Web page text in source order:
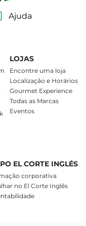
Ajuda
LOJAS
Encontre uma loja
Localização e Horários
Gourmet Experience
Todas as Marcas
Eventos
EL CORTE INGLÉS
corporativa
no El Corte Inglês